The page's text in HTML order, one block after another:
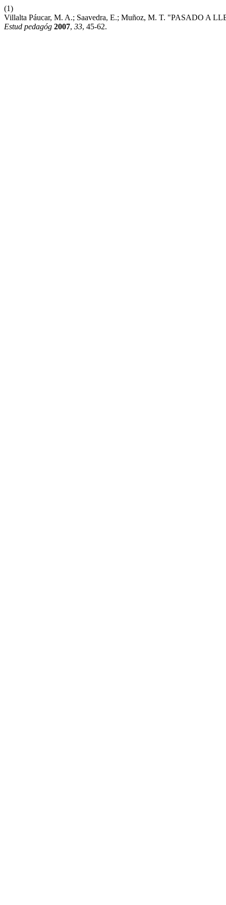
(1)
Villalta Páucar, M. A.; Saavedra, E.; Muñoz, M. T. "PASADO
Estud pedagóg 2007, 33, 45-62.